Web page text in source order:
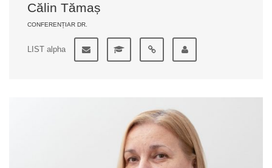
Călin Tămaș
CONFERENȚIAR DR.
LIST alpha